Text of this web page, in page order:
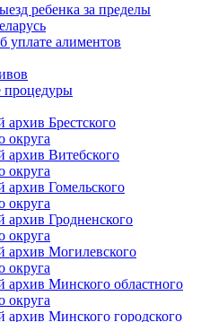
ребенка за пределы
уплате алиментов
процедуры
Брестского
округа
архив Витебского
округа
архив Гомельского
округа
архив Гродненского
округа
архив Могилевского
округа
архив Минского областного
округа
архив Минского городского